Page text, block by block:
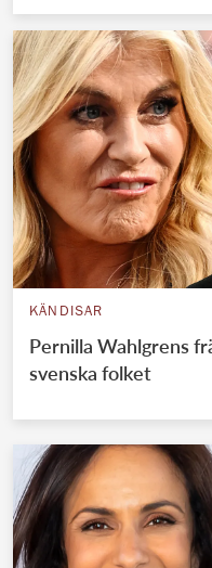
KÄNDISAR
Pernilla Wahlgrens
svenska folket